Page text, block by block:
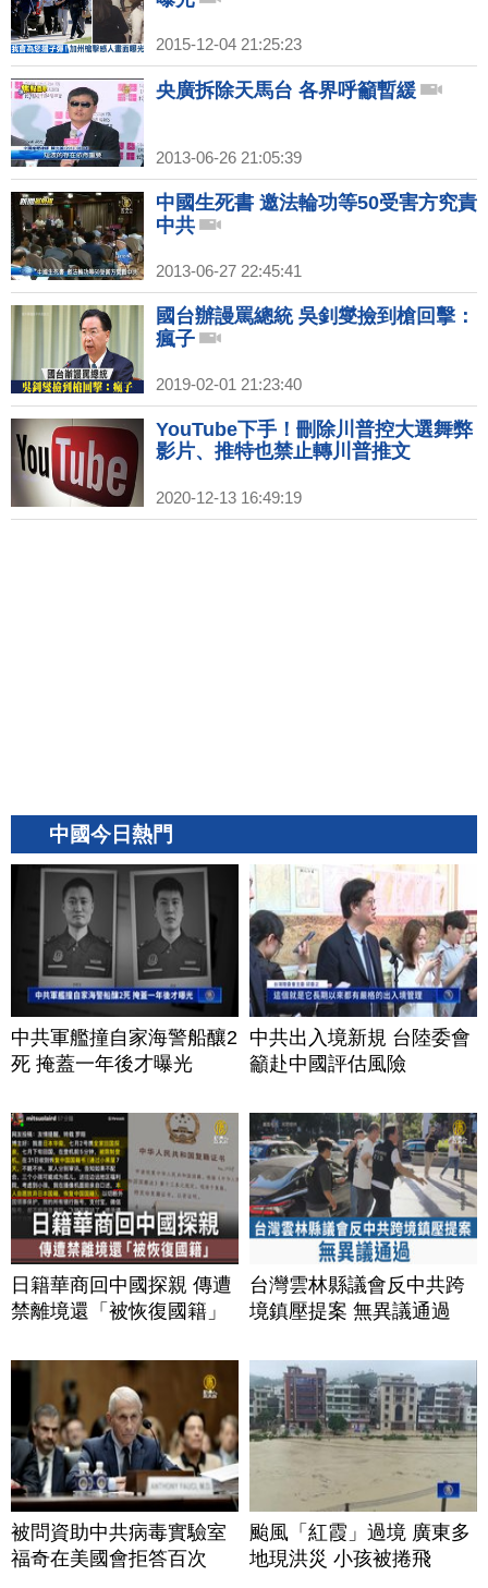
2015-12-04 21:25:23
央廣拆除天馬台 各界呼籲暫緩
2013-06-26 21:05:39
中國生死書 邀法輪功等50受害方究責
中共
2013-06-27 22:45:41
國台辦謾罵總統 吳釗燮撿到槍回擊：
瘋子
2019-02-01 21:23:40
YouTube下手！刪除川普控大選舞弊
影片、推特也禁止轉川普推文
2020-12-13 16:49:19
中國今日熱門
中共軍艦撞自家海警船釀2
死 掩蓋一年後才曝光
中共出入境新規 台陸委會
籲赴中國評估風險
日籍華商回中國探親 傳遭
禁離境還「被恢復國籍」
台灣雲林縣議會反中共跨
境鎮壓提案 無異議通過
被問資助中共病毒實驗室
福奇在美國會拒答百次
颱風「紅霞」過境 廣東多
地現洪災 小孩被捲飛